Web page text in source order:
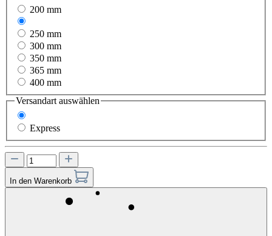
200 mm
250 mm
300 mm
350 mm
365 mm
400 mm
Versandart auswählen
Express
In den Warenkorb